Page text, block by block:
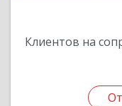
Клиентов на